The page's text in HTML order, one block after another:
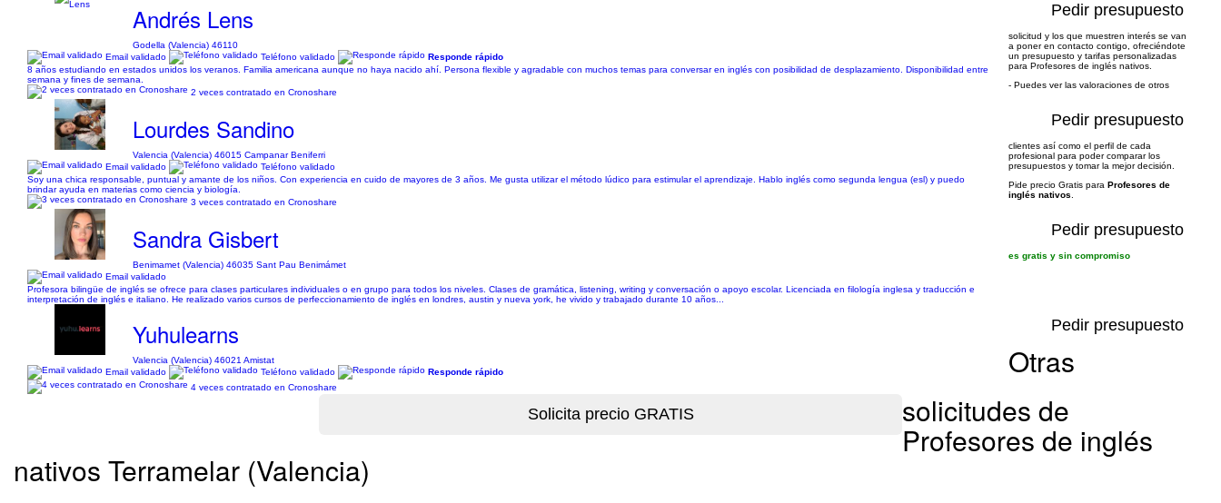
Andrés Lens
Godella (Valencia) 46110
Email validado
Teléfono validado
Responde rápido
8 años estudiando en estados unidos los veranos. Familia americana aunque no haya nacido ahí. Persona flexible y agradable con muchos temas para conversar en inglés con posibilidad de desplazamiento. Disponibilidad entre
semana y fines de semana.
2 veces contratado en Cronoshare
Pedir presupuesto
Lourdes Sandino
Valencia (Valencia) 46015 Campanar Beniferri
Email validado
Teléfono validado
Soy una chica responsable, puntual y amante de los niños. Con experiencia en cuido de mayores de 3 años. Me gusta utilizar el método lúdico para estimular el aprendizaje. Hablo inglés como segunda lengua (esl) y puedo
brindar ayuda en materias como ciencia y biología.
3 veces contratado en Cronoshare
Pedir presupuesto
Sandra Gisbert
Benimamet (Valencia) 46035 Sant Pau Benimámet
Email validado
Profesora bilingüe de inglés se ofrece para clases particulares individuales o en grupo para todos los niveles. Clases de gramática, listening, writing y conversación o apoyo escolar. Licenciada en filología inglesa y traducción e
interpretación de inglés e italiano. He realizado varios cursos de perfeccionamiento de inglés en londres, austin y nueva york, he vivido y trabajado durante 10 años...
Pedir presupuesto
Yuhulearns
Valencia (Valencia) 46021 Amistat
Email validado
Teléfono validado
Responde rápido
4 veces contratado en Cronoshare
Pedir presupuesto
solicitud y los que muestren interés se van
a poner en contacto contigo, ofreciéndote
un presupuesto y tarifas personalizadas
para Profesores de inglés nativos.
- Puedes ver las valoraciones de otros
clientes así como el perfil de cada
profesional para poder comparar los
presupuestos y tomar la mejor decisión.
Pide precio Gratis para Profesores de
inglés nativos
es gratis y sin compromiso
Otras
solicitudes de
Profesores de inglés
nativos Terramelar (Valencia)